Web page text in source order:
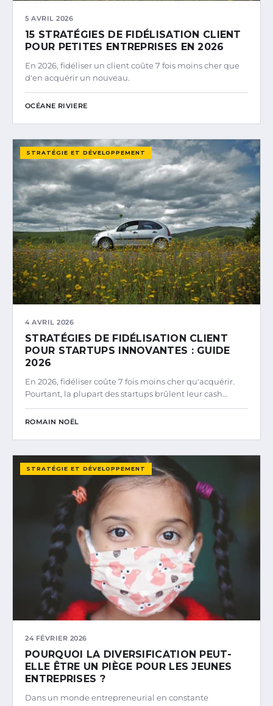
5 AVRIL 2026
15 STRATÉGIES DE FIDÉLISATION CLIENT
POUR PETITES ENTREPRISES EN 2026
En 2026, fidéliser un client coûte 7 fois moins cher que
d'en acquérir un nouveau.
OCÉANE RIVIERE
STRATÉGIE ET DÉVELOPPEMENT
4 AVRIL 2026
STRATÉGIES DE FIDÉLISATION CLIENT
POUR STARTUPS INNOVANTES : GUIDE
2026
En 2026, fidéliser coûte 7 fois moins cher qu'acquérir.
Pourtant, la plupart des startups brûlent leur cash…
ROMAIN NOËL
STRATÉGIE ET DÉVELOPPEMENT
24 FÉVRIER 2026
POURQUOI LA DIVERSIFICATION PEUT-
ELLE ÊTRE UN PIÈGE POUR LES JEUNES
ENTREPRISES ?
Dans un monde entrepreneurial en constante